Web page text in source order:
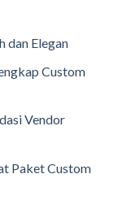
dan Elegan
Custom
Vendor
Paket Custom